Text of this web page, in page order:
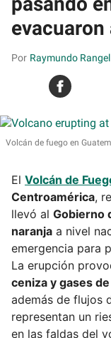
evacuaron
Raymundo
Volcán de fuego en
El Volcán de
Centroamérica,
llevó al Gobierno
naranja a nivel
emergencia para
La erupción
ceniza y gases
además de flujos
representan un
en las faldas del